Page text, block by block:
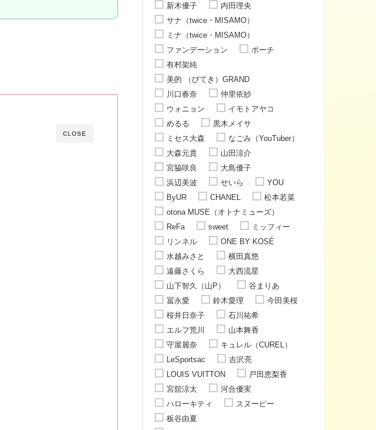
CLOSE
新木優子
内田理央
サナ（twice・MISAMO）
ミナ（twice・MISAMO）
ファンデーション
ポーチ
有村架純
美的 （びてき）GRAND
川口春奈
仲里依紗
ウォニョン
イモトアヤコ
めるる
黒木メイサ
ミセス大森
なごみ（YouTuber）
大森元貴
山田涼介
宮脇咲良
大島優子
浜辺美波
せいら
YOU
ByUR
CHANEL
松本若菜
otona MUSE（オトナミューズ）
ReFa
sweet
ミッフィー
リンネル
ONE BY KOSÉ
水越みさと
横田真悠
遠藤さくら
大西流星
山下智久（山P）
谷まりあ
冨永愛
鈴木愛理
今田美桜
桜井日奈子
石川祐希
エルフ荒川
山本舞香
守屋麗奈
キュレル（CUREL）
LeSportsac
吉沢亮
LOUIS VUITTON
戸田恵梨香
宮舘涼太
河合優実
ハローキティ
スヌーピー
板谷由夏